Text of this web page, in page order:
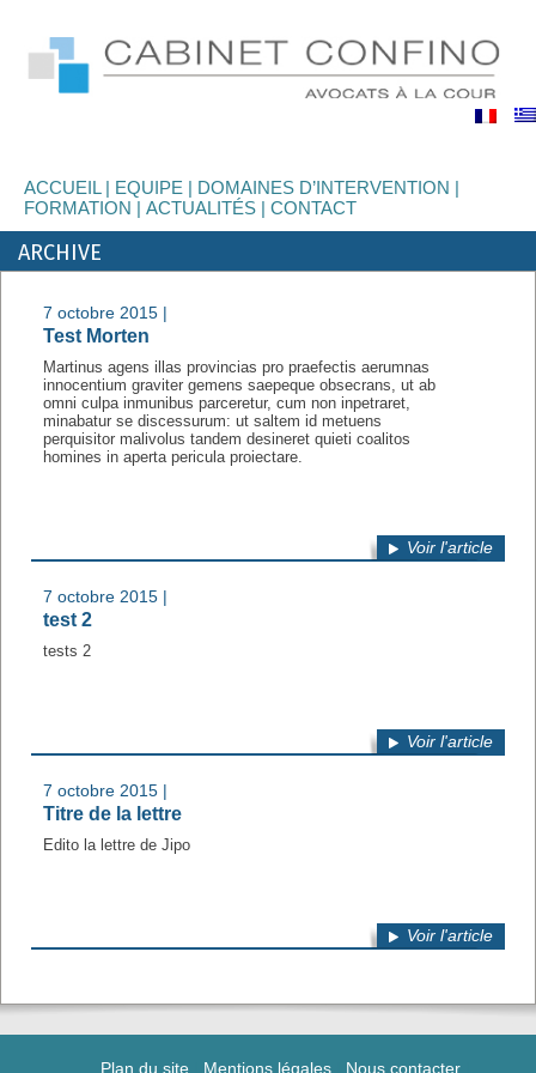
ACCUEIL EQUIPE
DOMAINES D’INTERVENTION
FORMATION
ACTUALITÉS CONTACT
ARCHIVE
7 octobre 2015 |
Test Morten
Martinus agens illas provincias pro praefectis aerumnas
innocentium graviter gemens saepeque obsecrans, ut ab
omni culpa inmunibus parceretur, cum non inpetraret,
minabatur se discessurum: ut saltem id metuens
perquisitor malivolus tandem desineret quieti coalitos
homines in aperta pericula proiectare.
Voir l'article
7 octobre 2015 |
test 2
tests 2
Voir l'article
7 octobre 2015 |
Titre de la lettre
Edito la lettre de Jipo
Voir l'article
Plan du site Mentions légales Nous contacter